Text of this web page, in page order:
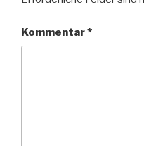
Kommentar*